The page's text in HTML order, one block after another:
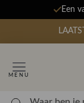
Een
MENU